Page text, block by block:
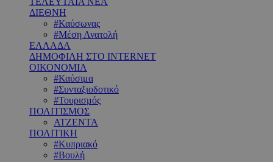
ΔΙΕΘΝΗ
#Καύσωνας
#Μέση Ανατολή
ΕΛΛΑΔΑ
ΔΗΜΟΦΙΛΗ ΣΤΟ INTERNET
ΟΙΚΟΝΟΜΙΑ
#Καύσιμα
#Συνταξιοδοτικό
#Τουρισμός
ΠΟΛΙΤΙΣΜΟΣ
ΑΤΖΕΝΤΑ
ΠΟΛΙΤΙΚΗ
#Κυπριακό
#Βουλή